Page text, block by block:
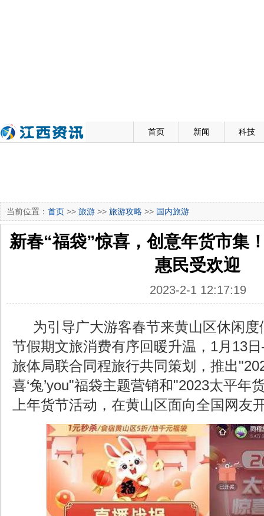
首页 新闻 科技
当前位置： 首页 >> 旅游 >> 旅游攻略 >> 国内旅游
新春“福袋”惊喜，创意年货市集
惠民受欢迎
2023-2-1 12:17:19
为引导广大游客春节来黄山区休闲
节假期文旅消费有序回暖升温，1月13
旅体局联合同程旅行共同策划，推出
喜‘兔’you"福袋主题营销和"2023太平年
上年货节活动，在黄山区面向全国网友